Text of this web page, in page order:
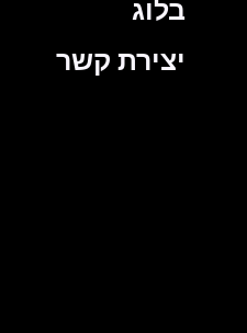
בלוג
יצירת קשר